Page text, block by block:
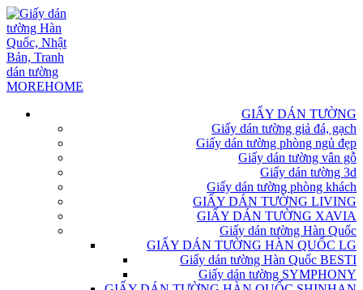
GIẤY DÁN TƯỜNG
Giấy dán tường giả đá, gạch
Giấy dán tường phòng ngủ đẹp
Giấy dán tường vân gỗ
Giấy dán tường 3d
Giấy dán tường phòng khách
GIẤY DÁN TƯỜNG LIVING
GIẤY DÁN TƯỜNG XAVIA
Giấy dán tường Hàn Quốc
GIẤY DÁN TƯỜNG HÀN QUỐC LG
Giấy dán tường Hàn Quốc BESTI
Giấy dán tường SYMPHONY